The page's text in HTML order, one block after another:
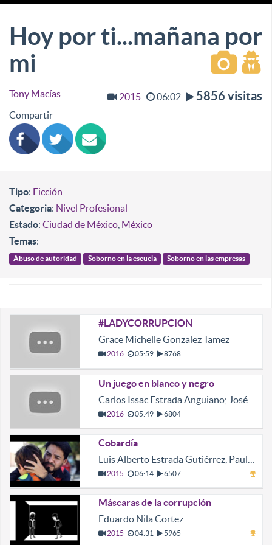
Hoy por ti...mañana por
mi
Tony Macías 2015 06:02 5856 visitas
Compartir
Tipo: Ficción
Categoria: Nivel Profesional
Estado: Ciudad de México México
Temas:
Abuso de autoridad Soborno en la escuela Soborno en las empresas
#LADYCORRUPCION
Grace Michelle Gonzalez Tamez
2016 05:59 8768
Un juego en blanco y negro
Carlos Issac Estrada Anguiano; José Adrián Villarreal Cantú
2016 05:49 6804
Cobardía
2015 06:14 6507
Máscaras de la corrupción
Eduardo Nila Cortez
2015 04:31 5965